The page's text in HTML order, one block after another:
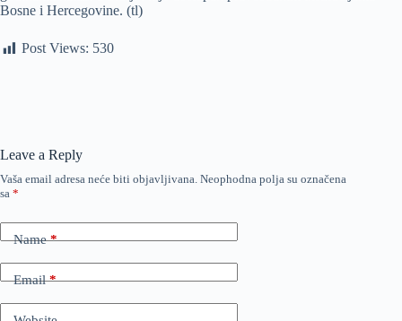
Bosne i Hercegovine. (tl)
Post Views: 530
Leave a Reply
Vaša email adresa neće biti objavljivana. Neophodna polja su označena
sa *
Name*
Email*